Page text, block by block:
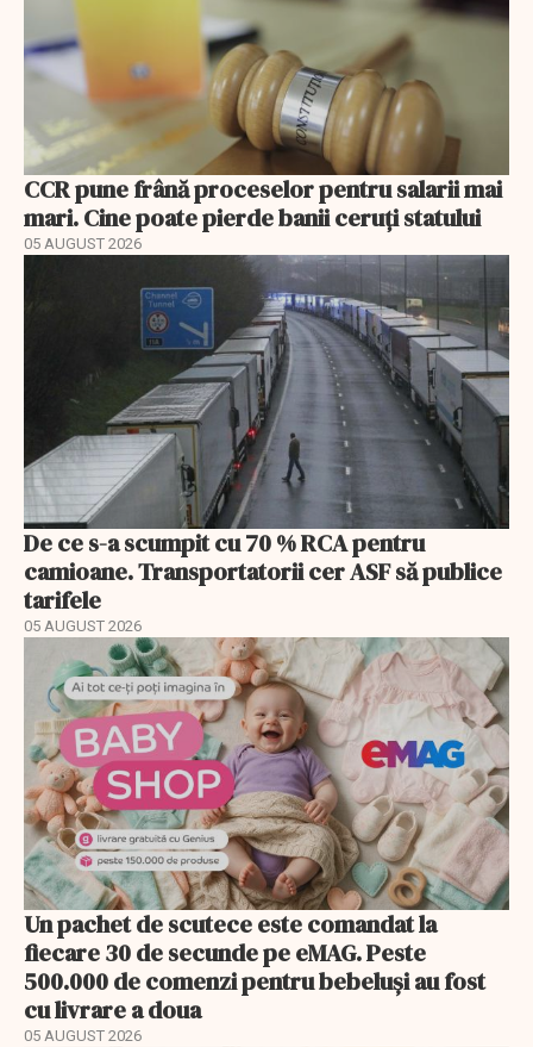
CCR pune frână proceselor pentru salarii mai
mari. Cine poate pierde banii ceruți statului
05 AUGUST 2026
De ce s-a scumpit cu 70 % RCA pentru
camioane. Transportatorii cer ASF să publice
tarifele
05 AUGUST 2026
Un pachet de scutece este comandat la
fiecare 30 de secunde pe eMAG. Peste
500.000 de comenzi pentru bebeluși au fost
cu livrare a doua
05 AUGUST 2026